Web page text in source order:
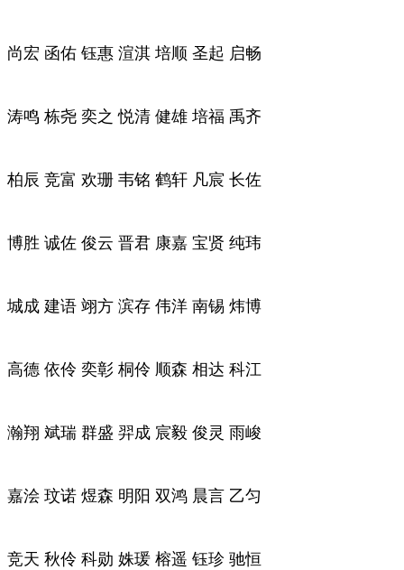
尚宏 函佑 钰惠 渲淇 培顺 圣起 启畅
涛鸣 栋尧 奕之 悦清 健雄 培福 禹齐
柏辰 竞富 欢珊 韦铭 鹤轩 凡宸 长佐
博胜 诚佐 俊云 晋君 康嘉 宝贤 纯玮
城成 建语 翊方 滨存 伟洋 南锡 炜博
高德 依伶 奕彰 桐伶 顺森 相达 科江
瀚翔 斌瑞 群盛 羿成 宸毅 俊灵 雨峻
嘉浍 玟诺 煜森 明阳 双鸿 晨言 乙匀
竞天 秋伶 科勋 姝瑗 榕遥 钰珍 驰恒